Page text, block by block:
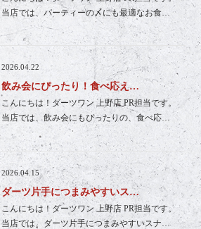
当店では、パーティーの〆にも最適なお食…
2026.04.22
飲み会にぴったり！食べ応え…
こんにちは！ダーツワン 上野店 PR担当です。
当店では、飲み会にもぴったりの、食べ応…
2026.04.15
ダーツ片手につまみやすいス…
こんにちは！ダーツワン 上野店 PR担当です。
当店では、ダーツ片手につまみやすいスナ…